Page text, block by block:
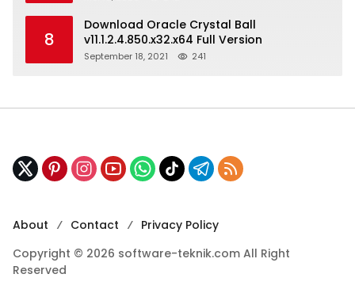
8
Download Oracle Crystal Ball
v11.1.2.4.850.x32.x64 Full Version
September 18, 2021 241
About Contact
Privacy Policy
Copyright © 2026 software-teknik.com All Right
Reserved